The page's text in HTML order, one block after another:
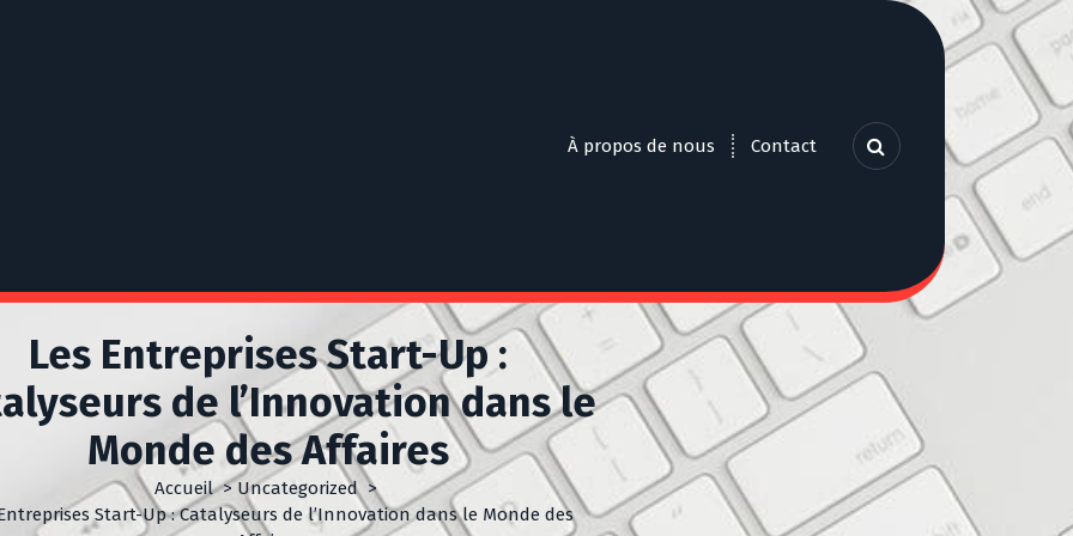
À propos de nous Contact
Les Entreprises Start-Up :
de l’Innovation dans le
Monde des Affaires
Accueil>Uncategorized>
Start-Up : Catalyseurs de l’Innovation dans le Monde des